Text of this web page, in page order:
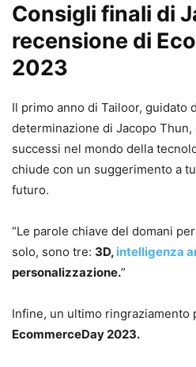
Consigli finali di
recensione di
2023
Il primo anno di Tailoor, guidato
determinazione di Jacopo
successi nel mondo della
chiude con un suggerimento a
futuro.
“Le parole chiave del domani
solo, sono tre: 3D, intelligenza
personalizzazione.”
Infine, un ultimo ringraziamento
EcommerceDay 2023.